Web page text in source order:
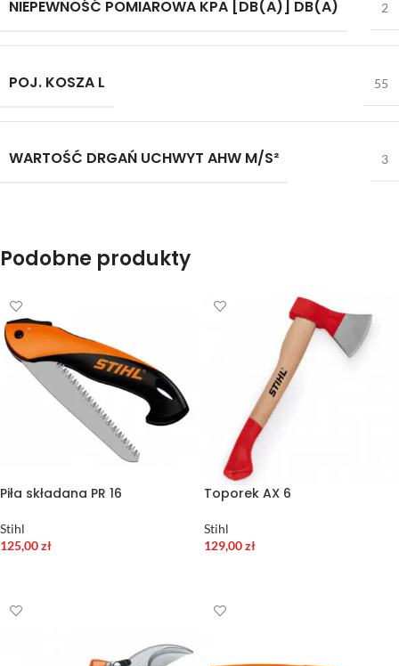
NIEPEWNOŚĆ POMIAROWA KPA [DB(A)] DB(A) 2
POJ. KOSZA L 55
WARTOŚĆ DRGAŃ UCHWYT AHW M/S² 3
Podobne produkty
Piła składana PR 16
Stihl
125,00zł
Toporek AX 6
Stihl
129,00zł